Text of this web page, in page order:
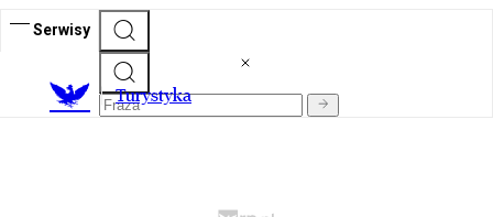
Serwisy
Turystyka